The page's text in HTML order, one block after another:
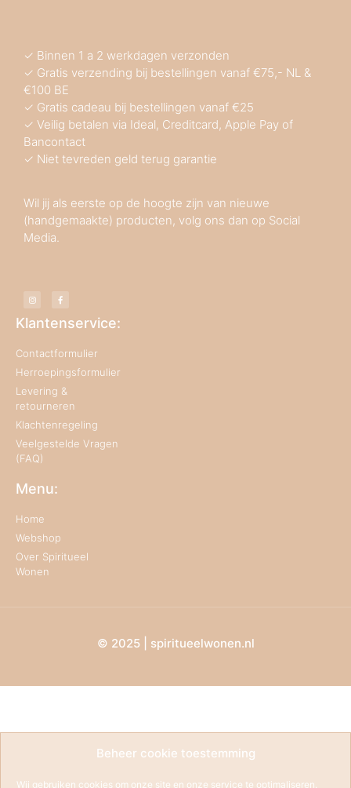
Beheer cookie toestemming
Wij gebruiken cookies om onze site en onze service te optimaliseren.
✓ Binnen 1 a 2 werkdagen verzonden
✓ Gratis verzending bij bestellingen vanaf €75,- NL &
€100 BE
✓ Gratis cadeau bij bestellingen vanaf €25
✓ Veilig betalen via Ideal, Creditcard, Apple Pay of
Bancontact
✓ Niet tevreden geld terug garantie
Wil jij als eerste op de hoogte zijn van nieuwe
(handgemaakte) producten, volg ons dan op Social
Media.
Klantenservice:
Contactformulier
Herroepingsformulier
Levering &
retourneren
Klachtenregeling
Veelgestelde Vragen
(FAQ)
Menu:
Home
Webshop
Over Spiritueel
Wonen
© 2025 | spiritueelwonen.nl